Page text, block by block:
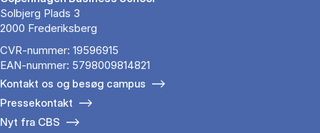
Solbjerg Plads 3
2000 Frederiksberg
CVR-nummer: 19596915
EAN-nummer: 5798009814821
Kontakt os og besøg campus
Pressekontakt
Nyt fra CBS